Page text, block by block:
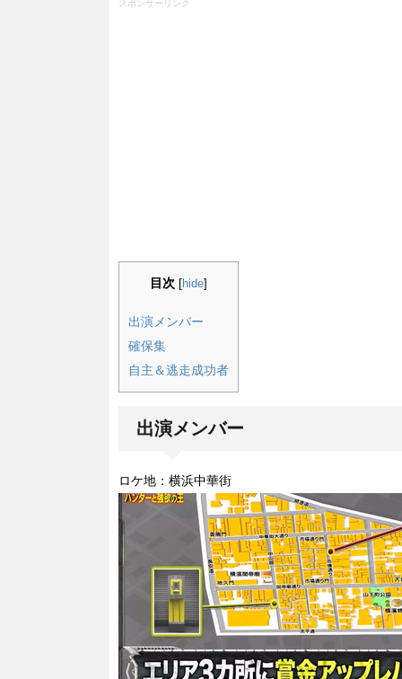
スポンサーリンク
目次 [hide]
出演メンバー
確保集
自主＆逃走成功者
出演メンバー
ロケ地：横浜中華街